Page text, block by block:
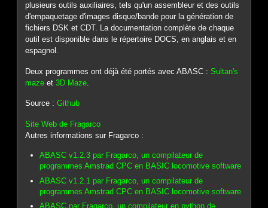
plusieurs outils auxiliaires, tels qu'un assembleur et des outils
d'empaquetage d'images disque/bande pour la génération de
fichiers DSK et CDT. La documentation complète de chaque
outil est disponible dans le répertoire DOCS, en anglais et en
espagnol.
Deux programmes ont déjà été portés avec ABASC :Sultan's
maze et3D Maze
Source :Github
Site Web de Fragarco
Autres informations sur Fragarco :
ABASC v1.2.3 par Fragarco, un compilateur de
programmes Amstrad CPC en BASIC locomotive software
ABASC v1.2.1 par Fragarco, un compilateur de
programmes Amstrad CPC en BASIC locomotive software
ABASC par Fragarco, un compilateur en python de